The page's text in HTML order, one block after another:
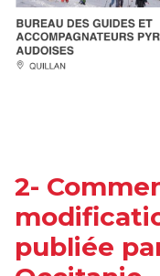
2-
publiée